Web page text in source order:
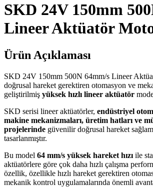
SKD 24V 150mm
Lineer Aktüatör
Ürün Açıklaması
SKD 24V 150mm 500N 64mm/s Lineer
doğrusal hareket gerektiren otomasyon ve
geliştirilmiş yüksek hızlı lineer aktüatör
SKD serisi lineer aktüatörler, endüstriyel
makine mekanizmaları, üretim hatları ve
projelerinde güvenilir doğrusal hareket
tasarlanmıştır.
Bu model 64 mm/s yüksek hareket hızı ile
aktüatörlere göre çok daha hızlı çalışma
özellik, özellikle hızlı hareket gerektiren
mekanik kontrol uygulamalarında önemli